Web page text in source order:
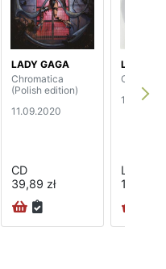
LADY GAGA
Chromatica
(Polish edition)
11.09.2020
CD
39,89 zł
LADY
LP
105,89